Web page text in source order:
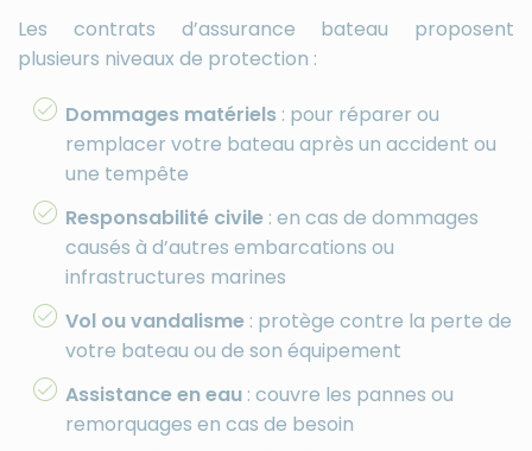
Les contrats d’assurance bateau proposent
plusieurs niveaux de protection :
Dommages matériels : pour réparer ou
remplacer votre bateau après un accident ou
une tempête
Responsabilité civile : en cas de dommages
causés à d’autres embarcations ou
infrastructures marines
Vol ou vandalisme : protège contre la perte de
votre bateau ou de son équipement
Assistance en eau : couvre les pannes ou
remorquages en cas de besoin